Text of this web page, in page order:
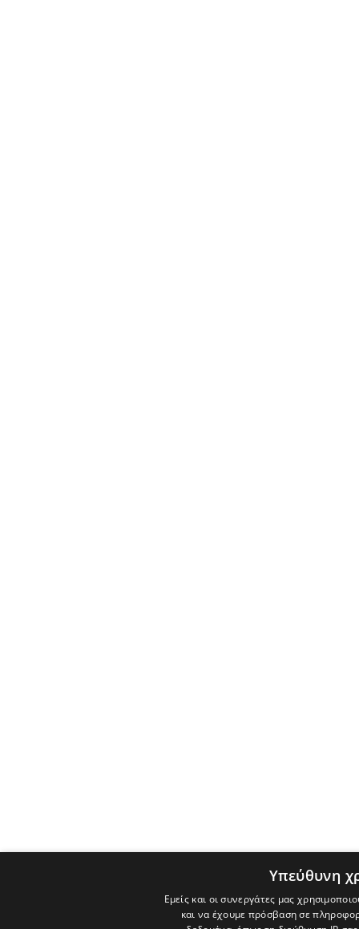
Υπεύθυνη
Εμείς και οι συνεργάτες μας
και να έχουμε πρόσβαση σε